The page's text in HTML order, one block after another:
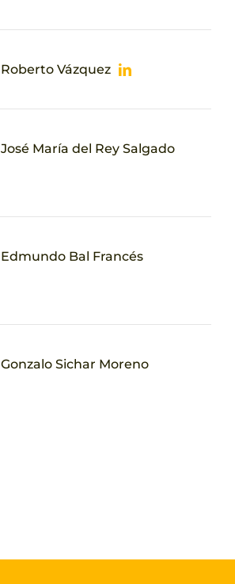
Roberto Vázquez
José María del Rey Salgado
Edmundo Bal Francés
Gonzalo Sichar Moreno